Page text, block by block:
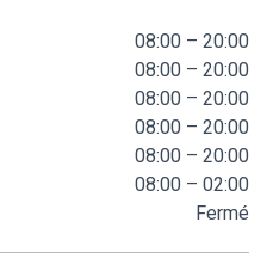
08:00 – 20:00
08:00 – 20:00
08:00 – 20:00
08:00 – 20:00
08:00 – 20:00
08:00 – 02:00
Fermé